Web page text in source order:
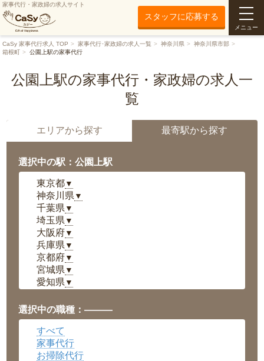
家事代行・家政婦の求人サイト
スタッフに応募する
メニュー
CaSy 家事代行求人 TOP 家事代行･家政婦の求人一覧 神奈川県
神奈川県市部
箱根町
公園上駅の家事代行
公園上駅の家事代行・家政婦の求人一
覧
エリアから探す 最寄駅から探す
選択中の駅：公園上駅
東京都▼
神奈川県 ▼
千葉県 ▼
埼玉県 ▼
大阪府▼
兵庫県 ▼
京都府▼
宮城県 ▼
愛知県 ▼
岡山県▼
広島県▼
沖縄県
選択中の職種：———
すべて
家事代行
お掃除代行